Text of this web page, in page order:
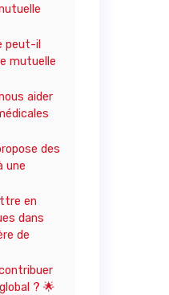
peut-il
mutuelle
aider
des
une
en
dans
de
? 🌟